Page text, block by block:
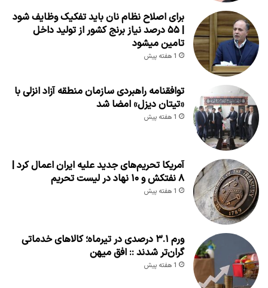
برای اصلاح نظام نان باید تفکیک وظایف شود
| ۵۵ درصد نیاز برنج کشور از تولید داخل
تامین میشود
1 هفته پیش
توافقنامه راهبردی سازمان منطقه آزاد انزلی با
«تیتان دیزل» امضا شد
1 هفته پیش
آمریکا تحریم‌های جدید علیه ایران اعمال کرد |
۸ نفتکش و ۱۰ نهاد در لیست تحریم
1 هفته پیش
ورم ۳.۱ درصدی در تیرماه؛ کالاهای خدماتی
گران‌تر شدند :: افق میهن
1 هفته پیش